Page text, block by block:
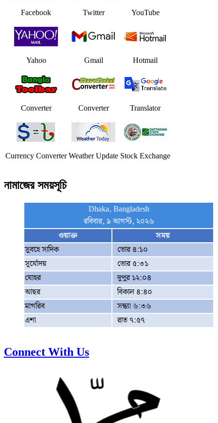
Facebook Twitter YouTube
Yahoo Gmail Hotmail
Converter Converter Translator
Currency Converter Weather Update Stock Exchange
নামাজের সময়সূচি
Dhaka, Bangladesh
রবিবার, ৯ আগস্ট, ২০২৬
ওয়াক্ত
সময়
সুবহে সাদিক
ভোর ৪:১০
সূর্যোদয়
ভোর ৫:৩১
যোহর
দুপুর ১২:০৪
আছর
বিকাল ৪:৪০
মাগরিব
সন্ধ্যা ৬:৩৬
এশা
রাত ৭:৫৭
Connect With Us